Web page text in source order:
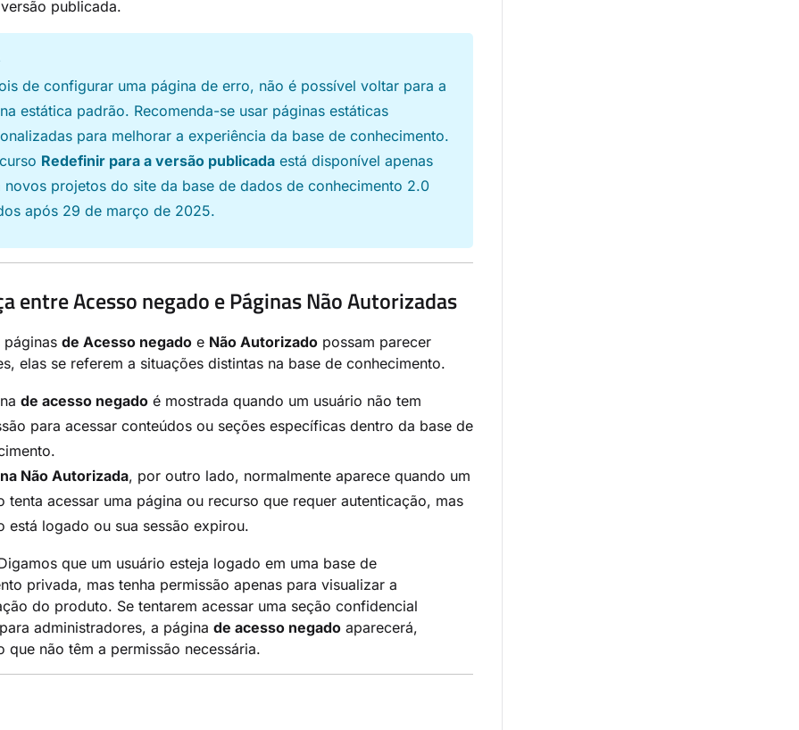
publicada.
de configurar uma página de erro, não é possível voltar para a
estática padrão. Recomenda-se usar páginas estáticas
para melhorar a experiência da base de conhecimento.
Redefinir para a versão publicada está disponível apenas
novos projetos do site da base de dados de conhecimento 2.0
após 29 de março de 2025.
entre Acesso negado e Páginas Não Autorizadas
páginas de Acesso negado e Não Autorizado possam parecer
elas se referem a situações distintas na base de conhecimento.
de acesso negado é mostrada quando um usuário não tem
para acessar conteúdos ou seções específicas dentro da base de
Não Autorizada, por outro lado, normalmente aparece quando um
tenta acessar uma página ou recurso que requer autenticação, mas
está logado ou sua sessão expirou.
que um usuário esteja logado em uma base de
privada, mas tenha permissão apenas para visualizar a
do produto. Se tentarem acessar uma seção confidencial
administradores, a página de acesso negado aparecerá,
que não têm a permissão necessária.